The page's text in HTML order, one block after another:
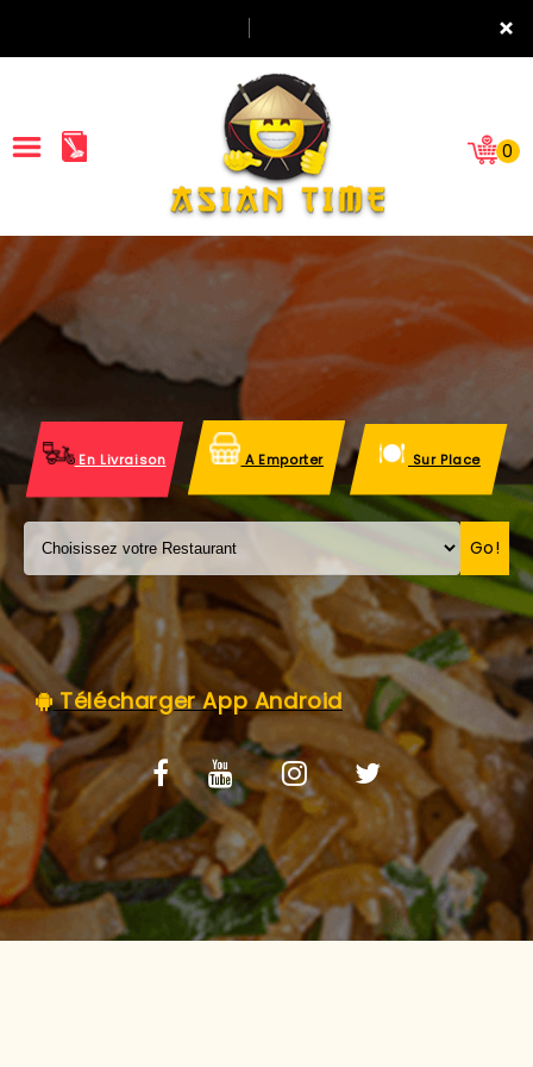
×
ACCUEIL
LA CARTE
VOS AVIS
MENTIONS LÉGALES
C.G.V
0
En Livraison A Emporter Sur Place
Go!
Télécharger App Android